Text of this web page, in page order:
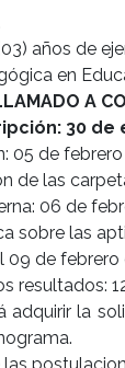
años de
en
A
30 de
05 de
de las
06 de
sobre las
09 de febrero
resultados:
adquirir la